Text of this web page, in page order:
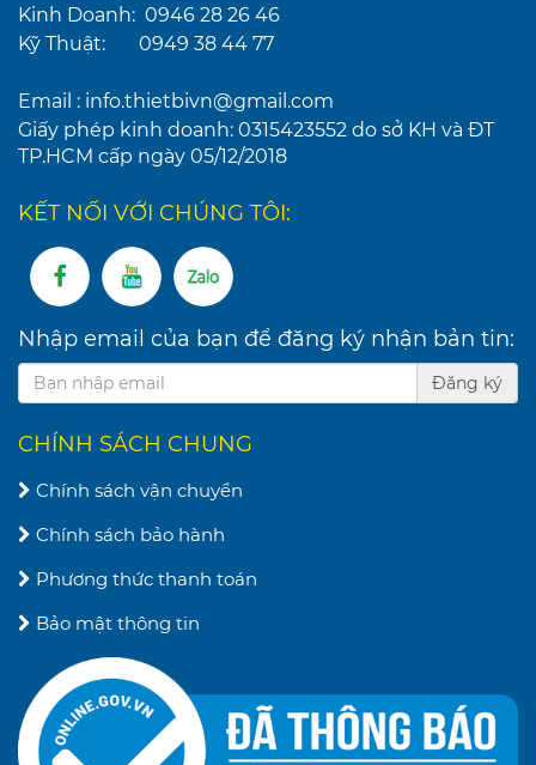
Kinh Doanh: 0946 28 26 46
Kỹ Thuật: 0949 38 44 77
Email : info.thietbivn@gmail.com
Giấy phép kinh doanh: 0315423552 do sở KH và ĐT
TP.HCM cấp ngày 05/12/2018
KẾT NỐI VỚI CHÚNG TÔI:
Nhập email của bạn để đăng ký nhận bản tin:
Đăng ký
CHÍNH SÁCH CHUNG
Chính sách vận chuyển
Chính sách bảo hành
Phương thức thanh toán
Bảo mật thông tin